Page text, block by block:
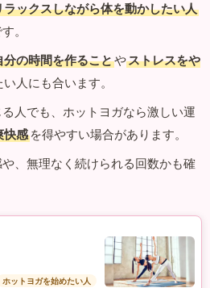
ラックスしながら体を動かしたい人
。
分の時間を作ることやストレスをや
人にも合います。
人でも、ホットヨガなら激しい運
快感 を得やすい場合があります。
、無理なく続けられる回数かも確
ホットヨガを始めたい人